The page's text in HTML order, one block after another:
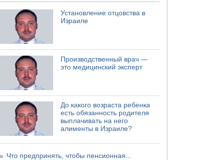
Установление отцовства в
Израиле
Производственный врач —
это медицинский эксперт
До какого возраста ребенка
есть обязанность родителя
выплачивать на него
алименты в Израиле?
Что предпринять, чтобы пенсионная...